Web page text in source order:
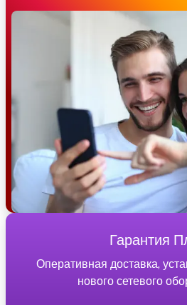
Гарантия
Оперативная доставка,
нового сетевого